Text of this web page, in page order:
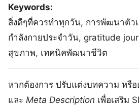
Keywords:
สิ่งดีๆที่ควรทำทุกวัน, การพัฒนาตัว
กำลังกายประจำวัน, gratitude
สุขภาพ, เทคนิคพัฒนาชีวิต
หากต้องการ ปรับแต่งบทความ หรื
และ Meta Description เพื่อเสริม